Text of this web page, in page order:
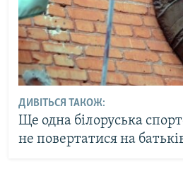
ДИВІТЬСЯ ТАКОЖ:
Ще одна білоруська
не повертатися на